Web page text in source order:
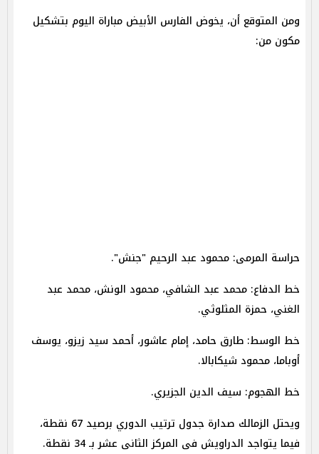
ومن المتوقع أن، يخوض الفارس الأبيض مباراة اليوم بتشكيل
مكون من:
حراسة المرمى: محمود عبد الرحيم "جنش".
خط الدفاع: محمد عبد الشافي، محمود الونش، محمد عبد
الغني، حمزة المثلوثي.
خط الوسط: طارق حامد، إمام عاشور، أحمد سيد زيزو، يوسف
أوباما، محمود شيكابالا.
خط الهجوم: سيف الدين الجزيري.
ويحتل الزمالك صدارة جدول ترتيب الدوري برصيد 67 نقطة،
فيما يتواجد الدراويش فى المركز الثانى عشر بـ 34 نقطة.